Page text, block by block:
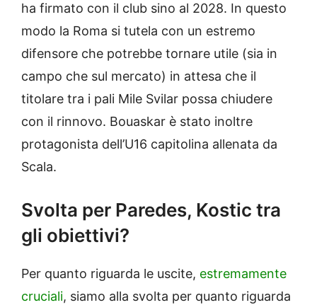
ha firmato con il club sino al 2028. In questo
modo la Roma si tutela con un estremo
difensore che potrebbe tornare utile (sia in
campo che sul mercato) in attesa che il
titolare tra i pali Mile Svilar possa chiudere
con il rinnovo. Bouaskar è stato inoltre
protagonista dell’U16 capitolina allenata da
Scala.
Svolta per Paredes, Kostic tra
gli obiettivi?
Per quanto riguarda le uscite, estremamente
cruciali, siamo alla svolta per quanto riguarda